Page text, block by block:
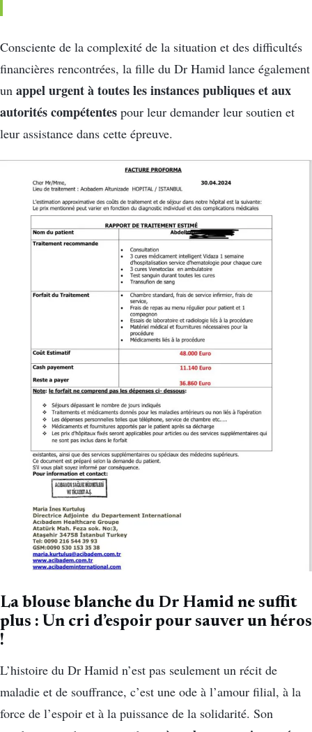
Consciente de la complexité de la situation et des difficultés
financières rencontrées, la fille du Dr Hamid lance également
un appel urgent à toutes les instances publiques et aux
autorités compétentes pour leur demander leur soutien et
leur assistance dans cette épreuve.
La blouse blanche du Dr Hamid ne suffit
plus : Un cri d’espoir pour sauver un héros
!
L’histoire du Dr Hamid n’est pas seulement un récit de
maladie et de souffrance, c’est une ode à l’amour filial, à la
force de l’espoir et à la puissance de la solidarité. Son